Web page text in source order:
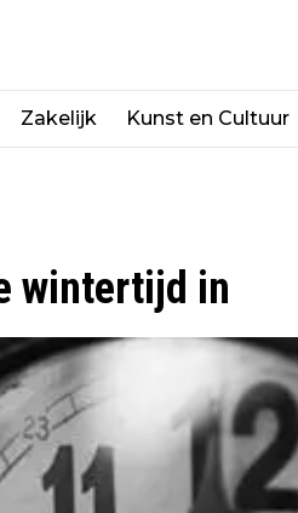
Zakelijk Kunst en Cultuur
wintertijd in